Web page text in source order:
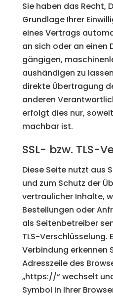
Sie haben das Recht,
Grundlage Ihrer
eines Vertrags
an sich oder an einen
gängigen,
aushändigen zu
direkte Übertragung
anderen
erfolgt dies nur,
machbar ist.
SSL- bzw. TLS-
Diese Seite nutzt aus
und zum Schutz der
vertraulicher Inhalte,
Bestellungen oder
als Seitenbetreiber
TLS-Verschlüsselung.
Verbindung erkennen
Adresszeile des
„https://“ wechselt
Symbol in Ihrer